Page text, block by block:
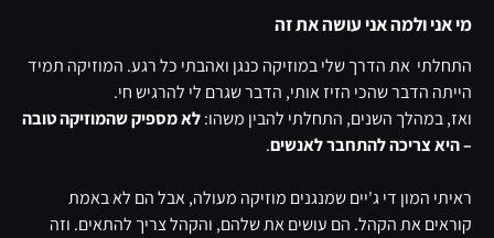
מי אני ולמה אני עושה את זה
התחלתי את הדרך שלי במוזיקה כנגן ואהבתי כל רגע. המוזיקה תמיד
הייתה הדבר שהכי הזיז אותי, הדבר שגרם לי להרגיש חי.
ואז, במהלך השנים, התחלתי להבין משהו:לא מספיק שהמוזיקה טובה
– היא צריכה להתחבר לאנשים.
ראיתי המון די ג'יים שמנגנים מוזיקה מעולה, אבל הם לא באמת
קוראים את הקהל. הם עושים את שלהם, והקהל צריך להתאים. וזה